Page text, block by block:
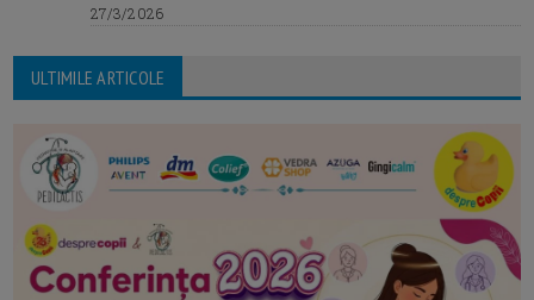
27/3/2026
ULTIMILE ARTICOLE